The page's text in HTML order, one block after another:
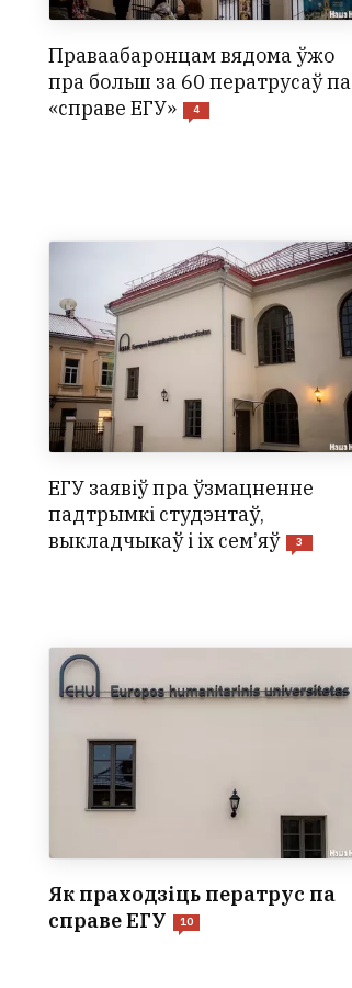
Праваабаронцам вядома ўжо
пра больш за 60 ператрусаў па
«справе ЕГУ»
4
ЕГУ заявіў пра ўзмацненне
падтрымкі студэнтаў,
выкладчыкаў і іх сем’яў
3
Як праходзіць ператрус па
справе ЕГУ
10